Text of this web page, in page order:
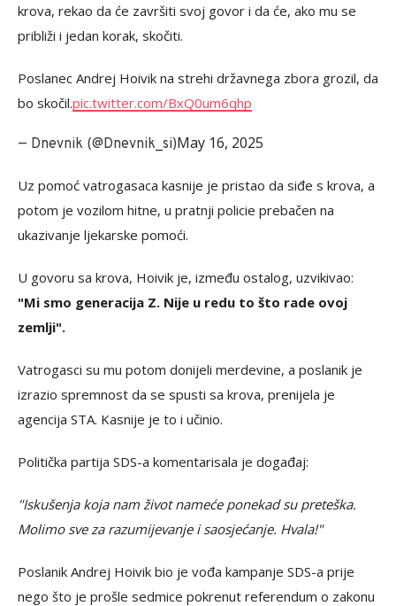
krova, rekao da će završiti svoj govor i da će, ako mu se
približi i jedan korak, skočiti.
Poslanec Andrej Hoivik na strehi državnega zbora grozil, da
bo skočil.pic.twitter.com/BxQ0um6qhp
— Dnevnik (@Dnevnik_si)May 16, 2025
Uz pomoć vatrogasaca kasnije je pristao da siđe s krova, a
potom je vozilom hitne, u pratnji policie prebačen na
ukazivanje ljekarske pomoći.
U govoru sa krova, Hoivik je, između ostalog, uzvikivao:
"Mi smo generacija Z. Nije u redu to što rade ovoj
zemlji".
Vatrogasci su mu potom donijeli merdevine, a poslanik je
izrazio spremnost da se spusti sa krova, prenijela je
agencija STA. Kasnije je to i učinio.
Politička partija SDS-a komentarisala je događaj:
"Iskušenja koja nam život nameće ponekad su preteška.
Molimo sve za razumijevanje i saosjećanje. Hvala!"
Poslanik Andrej Hoivik bio je vođa kampanje SDS-a prije
nego što je prošle sedmice pokrenut referendum o zakonu